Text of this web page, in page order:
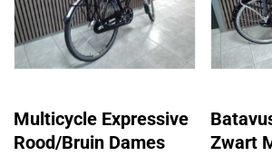
Multicycle Expressive
Rood/Bruin Dames
Zwart